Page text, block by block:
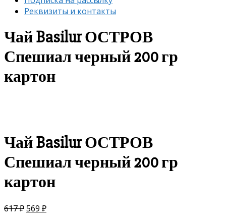
Реквизиты и контакты
Чай Basilur ОСТРОВ
Спешиал черный 200 гр
картон
Чай Basilur ОСТРОВ
Спешиал черный 200 гр
картон
617₽569 ₽